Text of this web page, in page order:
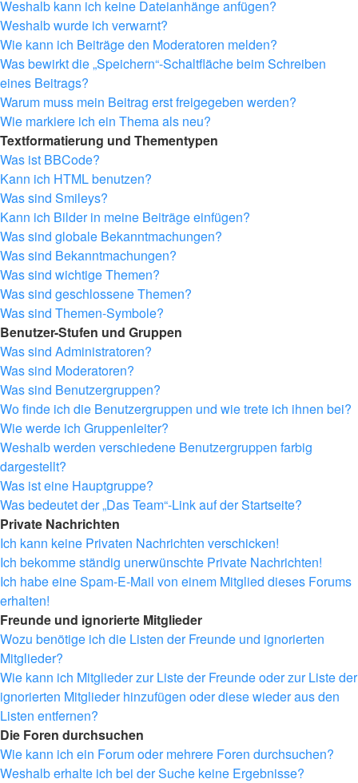
Weshalb kann ich keine Dateianhänge anfügen?
Weshalb wurde ich verwarnt?
Wie kann ich Beiträge den Moderatoren melden?
Was bewirkt die „Speichern“-Schaltfläche beim Schreiben
eines Beitrags?
Warum muss mein Beitrag erst freigegeben werden?
Wie markiere ich ein Thema als neu?
Textformatierung und Thementypen
Was ist BBCode?
Kann ich HTML benutzen?
Was sind Smileys?
Kann ich Bilder in meine Beiträge einfügen?
Was sind globale Bekanntmachungen?
Was sind Bekanntmachungen?
Was sind wichtige Themen?
Was sind geschlossene Themen?
Was sind Themen-Symbole?
Benutzer-Stufen und Gruppen
Was sind Administratoren?
Was sind Moderatoren?
Was sind Benutzergruppen?
Wo finde ich die Benutzergruppen und wie trete ich ihnen bei?
Wie werde ich Gruppenleiter?
Weshalb werden verschiedene Benutzergruppen farbig
dargestellt?
Was ist eine Hauptgruppe?
Was bedeutet der „Das Team“-Link auf der Startseite?
Private Nachrichten
Ich kann keine Privaten Nachrichten verschicken!
Ich bekomme ständig unerwünschte Private Nachrichten!
Ich habe eine Spam-E-Mail von einem Mitglied dieses Forums
erhalten!
Freunde und ignorierte Mitglieder
Wozu benötige ich die Listen der Freunde und ignorierten
Mitglieder?
Wie kann ich Mitglieder zur Liste der Freunde oder zur Liste der
ignorierten Mitglieder hinzufügen oder diese wieder aus den
Listen entfernen?
Die Foren durchsuchen
Wie kann ich ein Forum oder mehrere Foren durchsuchen?
Weshalb erhalte ich bei der Suche keine Ergebnisse?